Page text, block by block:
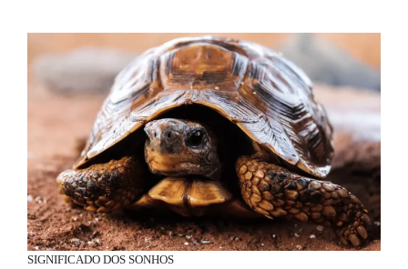
SIGNIFICADO DOS SONHOS